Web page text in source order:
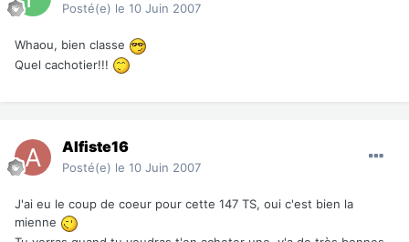
Posté(e) le 10 Juin 2007
Whaou, bien classe
Quel cachotier!!!
Alfiste16
Posté(e) le 10 Juin 2007
J'ai eu le coup de coeur pour cette 147 TS, oui c'est bien la
mienne